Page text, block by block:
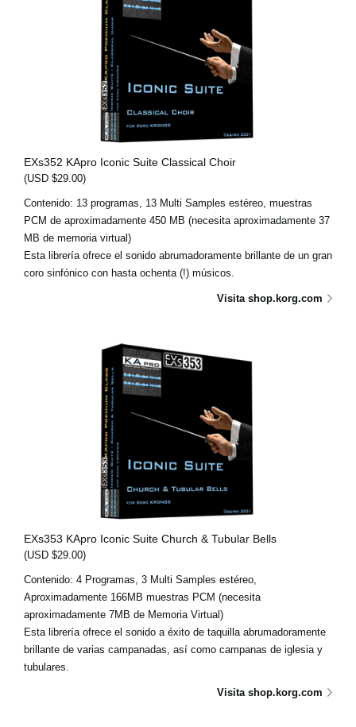
EXs352 KApro Iconic Suite Classical Choir
(USD $29.00)
Contenido: 13 programas, 13 Multi Samples estéreo, muestras
PCM de aproximadamente 450 MB (necesita aproximadamente 37
MB de memoria virtual)
Esta librería ofrece el sonido abrumadoramente brillante de un gran
coro sinfónico con hasta ochenta (!) músicos.
Visita shop.korg.com
EXs353 KApro Iconic Suite Church & Tubular Bells
(USD $29.00)
Contenido: 4 Programas, 3 Multi Samples estéreo,
Aproximadamente 166MB muestras PCM (necesita
aproximadamente 7MB de Memoria Virtual)
Esta librería ofrece el sonido a éxito de taquilla abrumadoramente
brillante de varias campanadas, así como campanas de iglesia y
tubulares.
Visita shop.korg.com